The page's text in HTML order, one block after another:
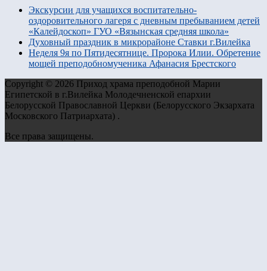
Экскурсии для учащихся воспитательно-
оздоровительного лагеря с дневным пребыванием детей
«Калейдоскоп» ГУО «Вязынская средняя школа»
Духовный праздник в микрорайоне Ставки г.Вилейка
Неделя 9я по Пятидесятнице. Пророка Илии. Обретение
мощей преподобномученика Афанасия Брестского
Copyright © 2026 Приход храма преподобной Марии
Египетской в г.Вилейка Молодечненской епархии
Белорусской Православной Церкви (Белорусского Экзархата
Московского Патриархата) .
Все права защищены.